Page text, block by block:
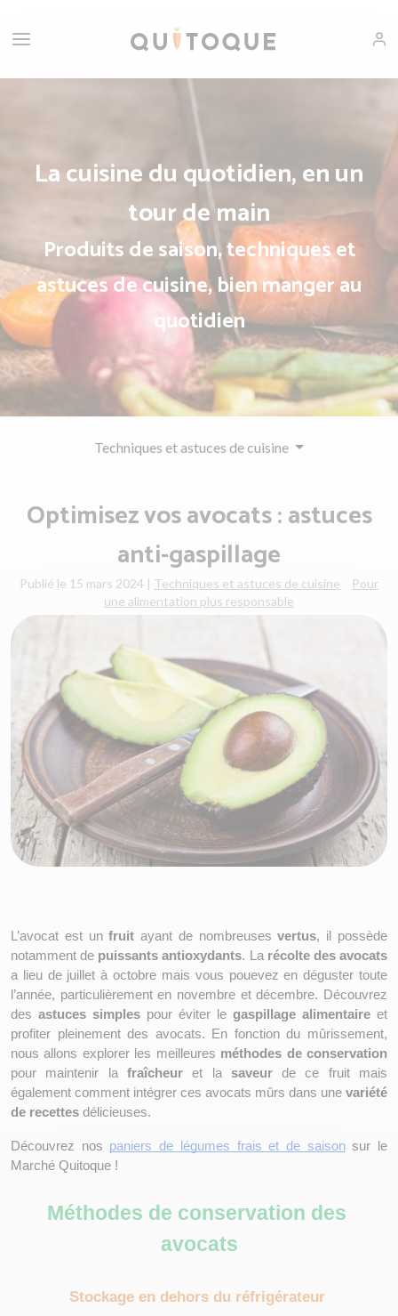
La cuisine du quotidien, en un
tour de main
Produits de saison, techniques et
astuces de cuisine, bien manger au
quotidien
Techniques et astuces de cuisine
Optimisez vos avocats : astuces
anti-gaspillage
Publié le 15 mars 2024 | Techniques et astuces de cuisine
Pour
une alimentation plus responsable
L’avocat est un fruit ayant de nombreuses vertus, il possède
notamment de puissants antioxydants. La récolte des avocats
a lieu de juillet à octobre mais vous pouevez en déguster toute
l’année, particulièrement en novembre et décembre. Découvrez
des astuces simples pour éviter le gaspillage alimentaire et
profiter pleinement des avocats. En fonction du mûrissement,
nous allons explorer les meilleures méthodes de conservation
pour maintenir la fraîcheur et la saveur de ce fruit mais
également comment intégrer ces avocats mûrs dans une variété
de recettes délicieuses.
Découvrez nos paniers de légumes frais et de saison sur le
Marché Quitoque !
Méthodes de conservation des
avocats
Stockage en dehors du réfrigérateur